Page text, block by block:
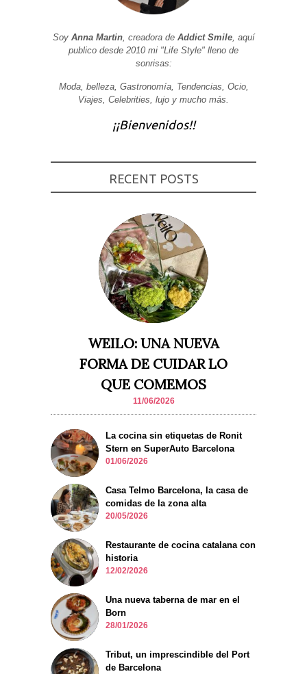
Soy Anna Martin, creadora de Addict Smile, aquí
publico desde 2010 mi "Life Style" lleno de
sonrisas:
Moda, belleza, Gastronomía, Tendencias, Ocio,
Viajes, Celebrities, lujo y mucho más.
¡¡Bienvenidos!!
RECENT POSTS
WEILO: UNA NUEVA
FORMA DE CUIDAR LO
QUE COMEMOS
11/06/2026
La cocina sin etiquetas de Ronit
Stern en SuperAuto Barcelona
01/06/2026
Casa Telmo Barcelona, la casa de
comidas de la zona alta
20/05/2026
Restaurante de cocina catalana con
historia
12/02/2026
Una nueva taberna de mar en el
Born
28/01/2026
Tribut, un imprescindible del Port
de Barcelona
de la web, en
base a cómo
durante tu
cookies,